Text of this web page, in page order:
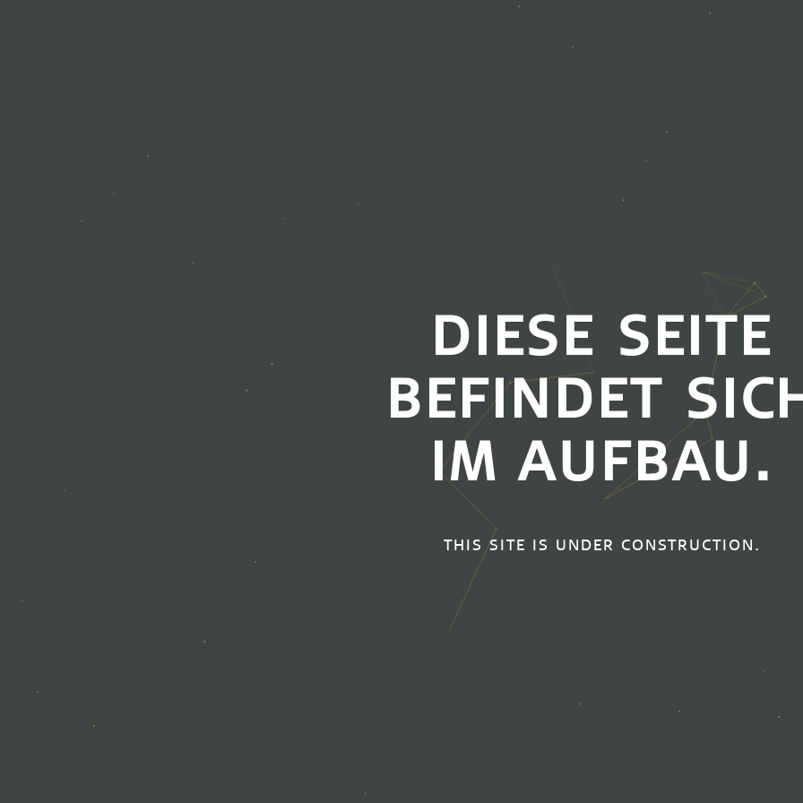
DIESE SEITE
BEFINDET
IM AUFBAU.
THIS SITE IS UNDER CONSTRUCTION.